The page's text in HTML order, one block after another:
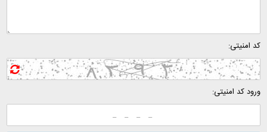
کد امنیتی:
ورود کد امنیتی: